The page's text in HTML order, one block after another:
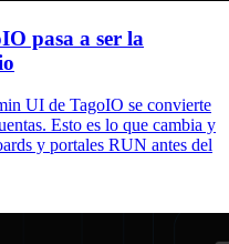
pasa a ser la
UI de TagoIO se convierte
Esto es lo que cambia y
y portales RUN antes del